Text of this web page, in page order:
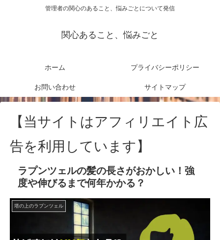
管理者の関心のあること、悩みごとについて発信
関心あること、悩みごと
ホーム プライバシーポリシー
お問い合わせ サイトマップ
【当サイトはアフィリエイト広
告を利用しています】
ラプンツェルの髪の長さがおかしい！強
度や伸びるまで何年かかる？
塔の上のラプンツェル